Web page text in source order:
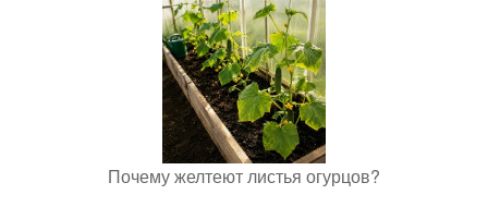
Почему желтеют листья огурцов?